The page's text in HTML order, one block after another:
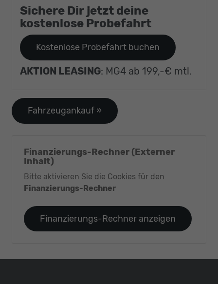
Sichere Dir jetzt deine
kostenlose Probefahrt
Kostenlose Probefahrt buchen
AKTION LEASING: MG4 ab 199,-€ mtl.
Fahrzeugankauf »
Finanzierungs-Rechner (Externer
Inhalt)
Bitte aktivieren Sie die Cookies für den
Finanzierungs-Rechner
Finanzierungs-Rechner anzeigen